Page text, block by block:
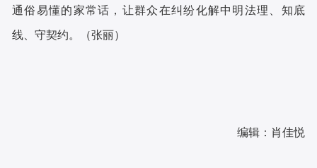
通俗易懂的家常话，让群众在纠纷化解中明法理、知底
线、守契约。 （张丽）
编辑：肖佳悦